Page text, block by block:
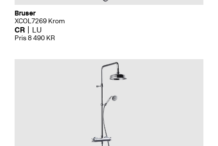
Bruser
XCOL7269 Krom
CR LU
Pris 8 490 KR